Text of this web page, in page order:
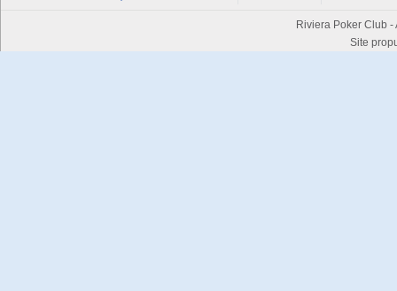
Riviera Poker Club
Site